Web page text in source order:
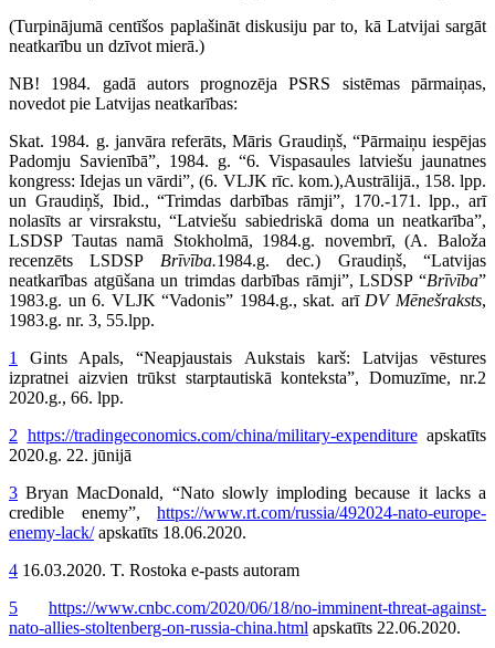
(Turpinājumā centīšos paplašināt diskusiju par to, kā Latvijai sargāt
neatkarību un dzīvot mierā.)
NB! 1984. gadā autors prognozēja PSRS sistēmas pārmaiņas,
novedot pie Latvijas neatkarības:
Skat. 1984. g. janvāra referāts, Māris Graudiņš, “Pārmaiņu iespējas
Padomju Savienībā”, 1984. g. “6. Vispasaules latviešu jaunatnes
kongress: Idejas un vārdi”, (6. VLJK rīc. kom.),Austrālijā., 158. lpp.
un Graudiņš, Ibid., “Trimdas darbības rāmji”, 170.-171. lpp., arī
nolasīts ar virsrakstu, “Latviešu sabiedriskā doma un neatkarība”,
LSDSP Tautas namā Stokholmā, 1984.g. novembrī, (A. Baloža
recenzēts LSDSP Brīvība.1984.g. dec.) Graudiņš, “Latvijas
neatkarības atgūšana un trimdas darbības rāmji”, LSDSP “Brīvība”
1983.g. un 6. VLJK “Vadonis” 1984.g., skat. arīDV Mēnešraksts,
1983.g. nr. 3, 55.lpp.
1 Gints Apals, “Neapjaustais Aukstais karš: Latvijas vēstures
izpratnei aizvien trūkst starptautiskā konteksta”, Domuzīme, nr.2
2020.g., 66. lpp.
2 https://tradingeconomics.com/china/military-expenditureapskatīts
2020.g. 22. jūnijā
3 Bryan MacDonald, “Nato slowly imploding because it lacks a
credible enemy”, https://www.rt.com/russia/492024-nato-europe-
enemy-lack/apskatīts 18.06.2020.
4 16.03.2020. T. Rostoka e-pasts autoram
5
https://www.cnbc.com/2020/06/18/no-imminent-threat-against-
nato-allies-stoltenberg-on-russia-china.html apskatīts 22.06.2020.